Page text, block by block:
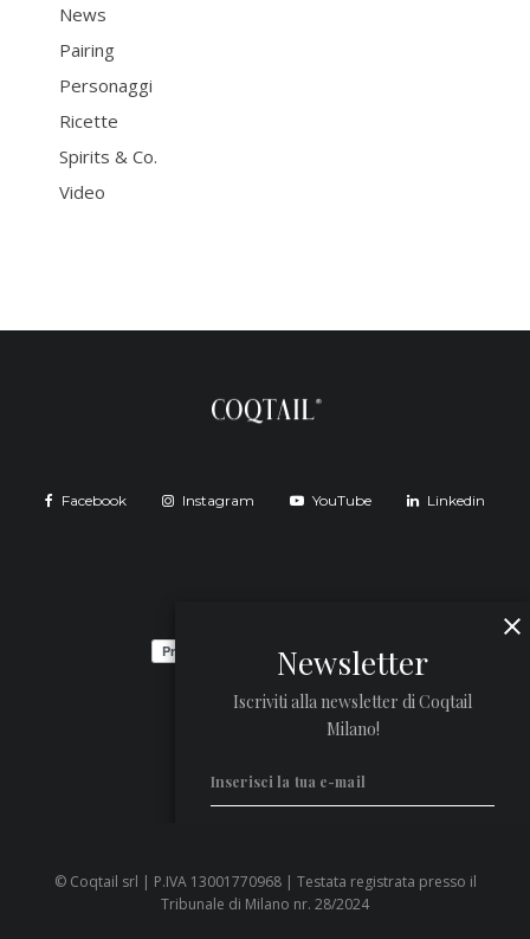
News
Pairing
Personaggi
Ricette
Spirits & Co.
Video
Facebook Instagram YouTube Linkedin
Newsletter
Iscriviti alla newsletter di Coqtail
Milano!
Privacy Policy
© Coqtail srl | P.IVA 13001770968 | Testata registrata presso il
Tribunale di Milano nr. 28/2024